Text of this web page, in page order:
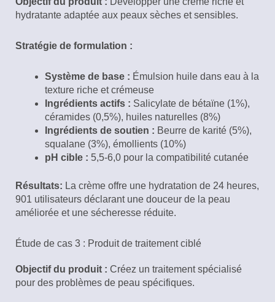
hydratante adaptée aux peaux sèches et sensibles.
Stratégie de formulation :
Système de base : Émulsion huile dans eau à la
texture riche et crémeuse
Ingrédients actifs : Salicylate de bétaïne (1%),
céramides (0,5%), huiles naturelles (8%)
Ingrédients de soutien : Beurre de karité (5%),
squalane (3%), émollients (10%)
pH cible : 5,5-6,0 pour la compatibilité cutanée
Résultats: La crème offre une hydratation de 24 heures,
901 utilisateurs déclarant une douceur de la peau
améliorée et une sécheresse réduite.
Étude de cas 3 : Produit de traitement ciblé
Objectif du produit : Créez un traitement spécialisé
pour des problèmes de peau spécifiques.